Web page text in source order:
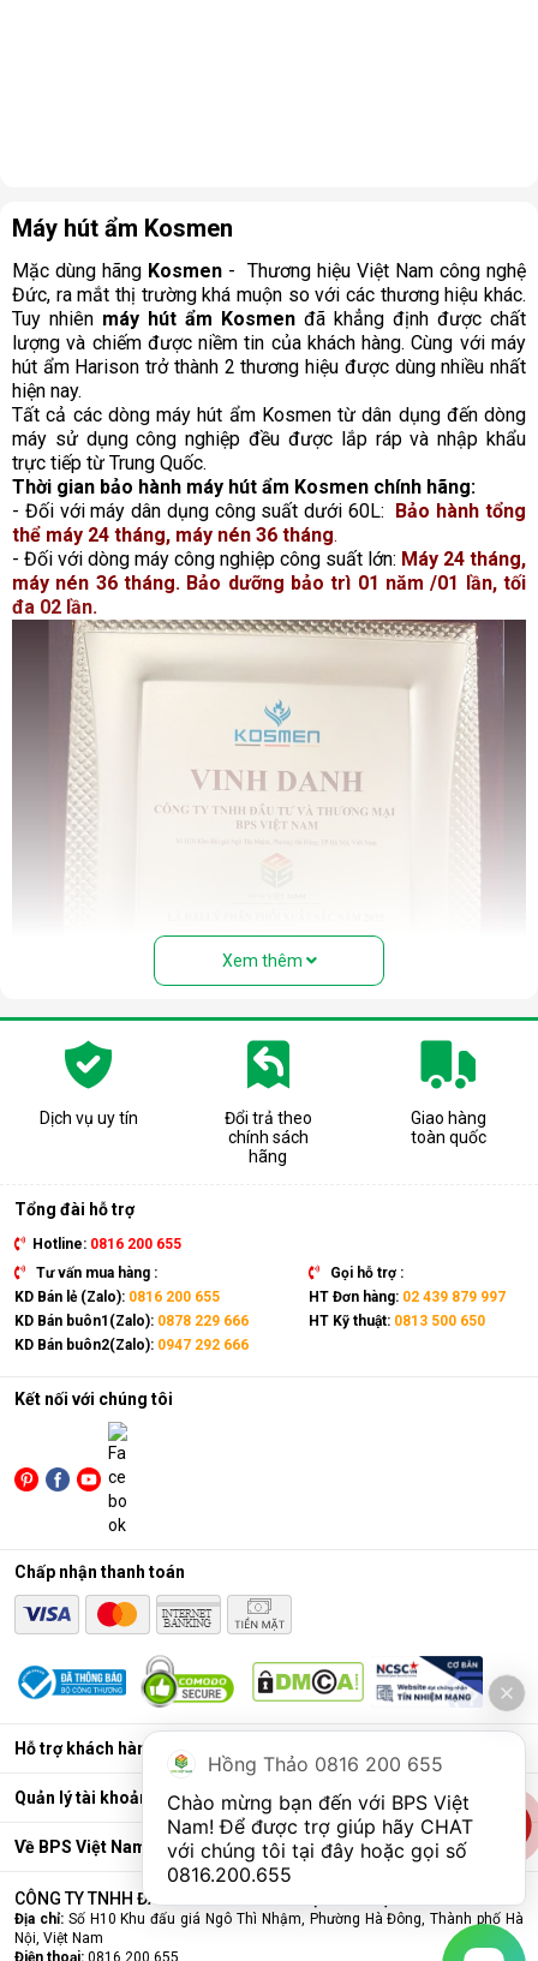
Máy hút ẩm Kosmen
Mặc dùng hãng Kosmen -  Thương hiệu Việt Nam công nghệ
Đức, ra mắt thị trường khá muộn so với các thương hiệu khác.
Tuy nhiên máy hút ẩm Kosmen đã khẳng định được chất
lượng và chiếm được niềm tin của khách hàng. Cùng với máy
hút ẩm Harison trở thành 2 thương hiệu được dùng nhiều nhất
hiện nay.
Tất cả các dòng máy hút ẩm Kosmen từ dân dụng đến dòng
máy sử dụng công nghiệp đều được lắp ráp và nhập khẩu
trực tiếp từ Trung Quốc.
Thời gian bảo hành máy hút ẩm Kosmen chính hãng:
- Đối với máy dân dụng công suất dưới 60L:
Bảo hành tổng
thể máy 24 tháng, máy nén 36 tháng.
- Đối với dòng máy công nghiệp công suất lớn: Máy 24 tháng,
máy nén 36 tháng. Bảo dưỡng bảo trì 01 năm /01 lần, tối
đa 02 lần.
Các dòng máy hút ẩm Kosmen được thiết kế chuyên biệt với
ẩm nhanh, vận hành ổn định trong thời gian dài.
Năm 2026. Kosmen có 3 dòng sản phẩm chính bán chạy
với các model nổi bật:
- Máy hút ẩm gia đình Kosmen
: KM-12W, KM-20N, KM-
25N, KM-30N, KM-60S.
- Máy hút ẩm treo trần Kosmen: KM-26E, KM-66E, KM-
96E, KM- 126E, KM-136E, KM-168DS, KM-250DS
KM-250S, KM-480S
BPS Việt Nam - Là đại lý phân phối xuất sắc 2023, 2024 và
2025, kinh doanh, bán lẻ, bán buôn sản phẩm máy hút ẩm
Kosmen.
Địa chỉ: H10 Ngô Thì Nhậm, Hà Đông, Hà Nội.
Hotline: 0816 200 655
Website: bpsvietnam.vn
Xem thêm
Dịch vụ uy tín
Đổi trả theo
chính sách
hãng
Giao hàng
toàn quốc
Tổng đài hỗ trợ
Hotline: 0816 200 655
Tư vấn mua hàng :
KD Bán lẻ (Zalo): 0816 200 655
KD Bán buôn1(Zalo): 0878 229 666
KD Bán buôn2(Zalo): 0947 292 666
Gọi hỗ trợ :
HT Đơn hàng: 02 439 879 997
HT Kỹ thuật: 0813 500 650
Hỗ trợ khách hàng
Quản lý tài khoản
Về BPS Việt Nam
Kết nối với chúng tôi
Chấp nhận thanh toán
CÔNG TY TNHH ĐẦU TƯ VÀ THƯƠNG MẠI BPS VIỆT NAM
Địa chỉ: Số H10 Khu đấu giá Ngô Thì Nhậm, Phường Hà Đông, Thành phố Hà
Nội, Việt Nam
Điện thoại: 0816 200 655
Hồng Thảo 0816 200 655
Chào mừng bạn đến với BPS Việt
Nam! Để được trợ giúp hãy CHAT
0816.200.655